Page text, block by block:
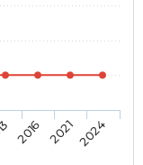
2016 20212024